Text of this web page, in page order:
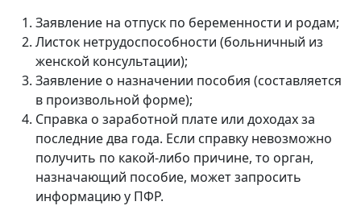
Заявление на отпуск по беременности и родам;
Листок нетрудоспособности (больничный из
женской консультации);
Заявление о назначении пособия (составляется
в произвольной форме);
Справка о заработной плате или доходах за
последние два года. Если справку невозможно
получить по какой-либо причине, то орган,
назначающий пособие, может запросить
информацию у ПФР.